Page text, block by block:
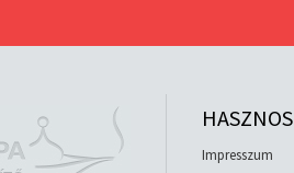
HASZNOS
Impresszum